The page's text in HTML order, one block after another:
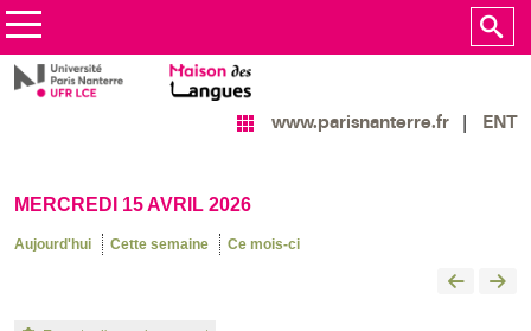
www.parisnanterre.fr ENT
MERCREDI 15 AVRIL 2026
Aujourd'hui Cette semaine Ce mois-ci